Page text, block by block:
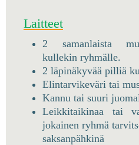
Laitteet
2 samanlaista
kullekin ryhmälle.
2 läpinäkyvää pilliä
Elintarvikeväri tai
Kannu tai suuri
Leikkitaikinaa tai
jokainen ryhmä
saksanpähkinä